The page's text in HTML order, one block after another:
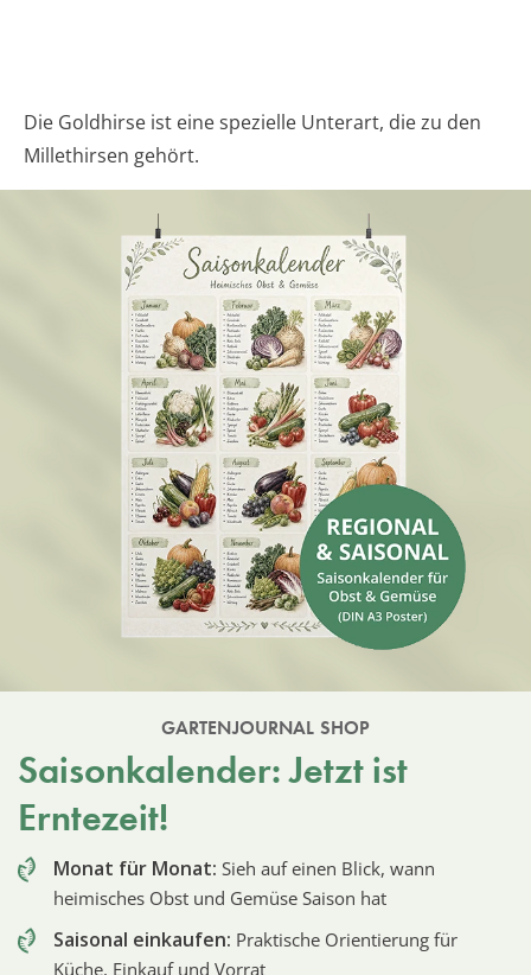
Die Goldhirse ist eine spezielle Unterart, die zu den
Millethirsen gehört.
GARTENJOURNAL SHOP
Saisonkalender: Jetzt ist
Erntezeit!
Monat für Monat: Sieh auf einen Blick, wann
heimisches Obst und Gemüse Saison hat
Saisonal einkaufen: Praktische Orientierung für
Küche, Einkauf und Vorrat